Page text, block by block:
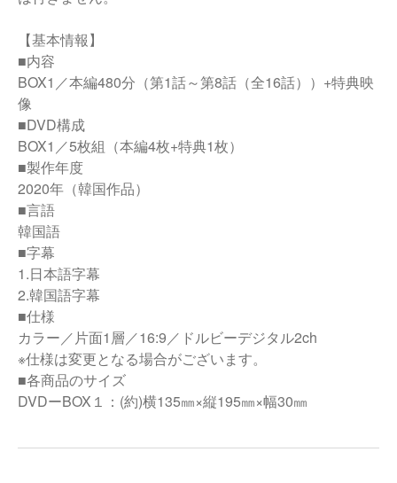
【基本情報】
■内容
BOX1／本編480分（第1話～第8話（全16話））+特典映
像
■DVD構成
BOX1／5枚組（本編4枚+特典1枚）
■製作年度
2020年（韓国作品）
■言語
韓国語
■字幕
1.日本語字幕
2.韓国語字幕
■仕様
カラー／片面1層／16:9／ドルビーデジタル2ch
※仕様は変更となる場合がございます。
■各商品のサイズ
DVDーBOX１：(約)横135㎜×縦195㎜×幅30㎜